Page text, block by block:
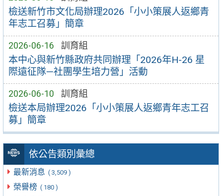
檢送新竹市文化局辦理2026「小小策展人返鄉青
年志工召募」簡章
2026-06-16 訓育組
本中心與新竹縣政府共同辦理「2026年H-26 星
際遠征隊—社團學生培力營」活動
2026-06-10 訓育組
檢送本局辦理2026「小小策展人返鄉青年志工召
募」簡章
依公告類別彙總
最新消息 ( 3,509 )
榮譽榜 ( 180 )